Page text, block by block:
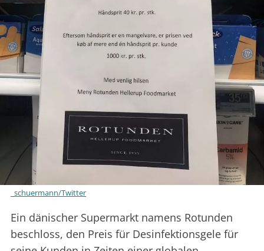
_schuermann/Twitter
Ein dänischer Supermarkt namens Rotunden
beschloss, den Preis für Desinfektionsgele für